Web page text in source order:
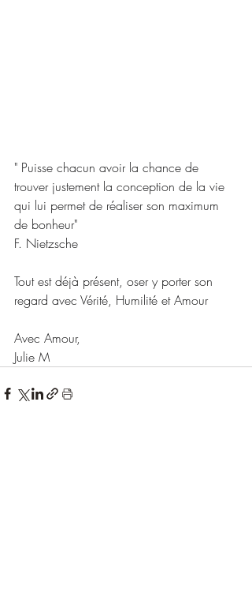
" Puisse chacun avoir la chance de
trouver justement la conception de la vie
qui lui permet de réaliser son maximum
de bonheur"
F. Nietzsche
Tout est déjà présent, oser y porter son
regard avec Vérité, Humilité et Amour
Avec Amour,
Julie M